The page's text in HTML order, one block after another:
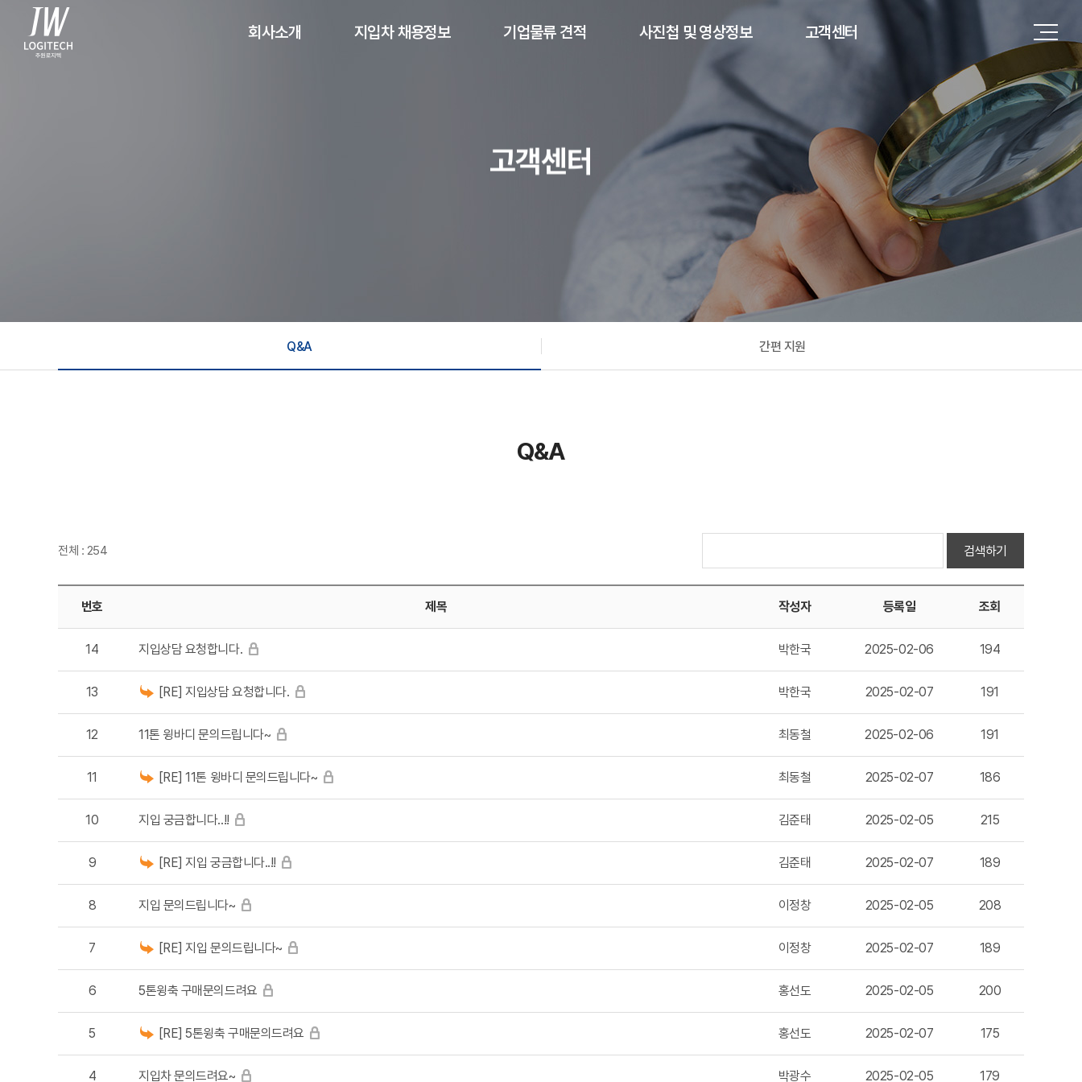
회사소개 지입차 채용정보 기업물류 견적
투입가능차량
사진첩 및 영상정보
지입차량 현장 소식
주원로지텍 매출 현황
주원로지텍 유튜브
고객센터
간편지원
고객센터
Q&A 간편 지원
Q&A
전체 : 254 검색하기
번호 제목 작성자 등록일 조회
14 지입상담 요청합니다. 박한국 2025-02-06 194
13 [RE] 지입상담 요청합니다. 박한국 2025-02-07 191
12 11톤 윙바디 문의드립니다~ 최동철 2025-02-06 191
11 [RE] 11톤 윙바디 문의드립니다~ 최동철 2025-02-07 186
10 지입 궁금합니다..!! 김준태 2025-02-05 215
9 [RE] 지입 궁금합니다..!! 김준태 2025-02-07 189
8 지입 문의드립니다~ 이정창 2025-02-05 208
7 [RE] 지입 문의드립니다~ 이정창 2025-02-07 189
6 5톤윙축 구매문의드려요 홍선도 2025-02-05 200
5 [RE] 5톤윙축 구매문의드려요 홍선도 2025-02-07 175
4 지입차 문의드려요~ 박광수 2025-02-05 179